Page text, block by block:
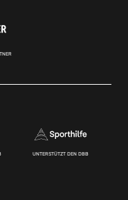
UNTERSTÜTZT DEN DBB